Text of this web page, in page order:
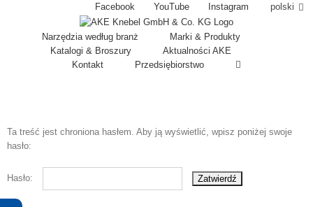
Facebook YouTube Instagram polski
Narzędzia według branż
Marki & Produkty
Katalogi & Broszury
Aktualności AKE
Kontakt
Przedsiębiorstwo
Ta treść jest chroniona hasłem. Aby ją wyświetlić, wpisz poniżej swoje
hasło:
Hasło: